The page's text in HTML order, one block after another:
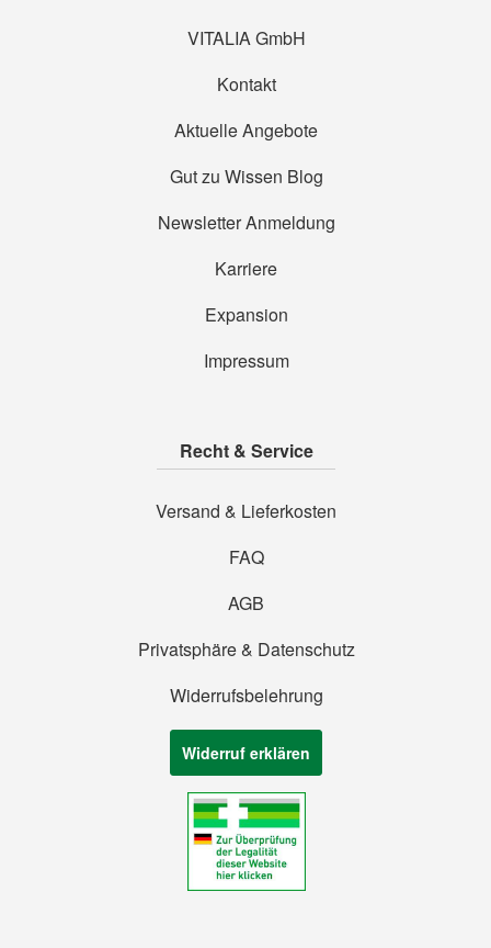
VITALIA GmbH
Kontakt
Aktuelle Angebote
Gut zu Wissen Blog
Newsletter Anmeldung
Karriere
Expansion
Impressum
Recht & Service
Versand & Lieferkosten
FAQ
AGB
Privatsphäre & Datenschutz
Widerrufsbelehrung
Widerruf erklären